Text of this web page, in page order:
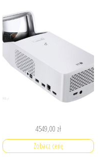
4549,00 zł
Zobacz cenę